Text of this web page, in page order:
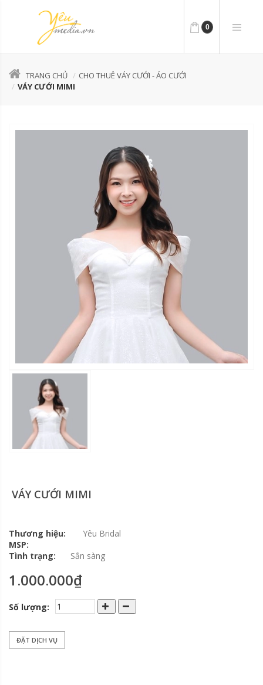
0
TRANG CHỦ
CHO THUÊ VÁY CƯỚI - ÁO CƯỚI
VÁY CƯỚI MIMI
VÁY CƯỚI MIMI
Thương hiệu:
Yêu Bridal
MSP:
Tình trạng:
Sắn sàng
1.000.000₫
Số lượng:
ĐẶT DỊCH VỤ